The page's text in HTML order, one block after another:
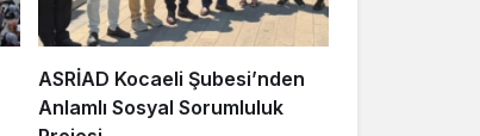
ASRİAD Kocaeli Şubesi’nden
Anlamlı Sosyal Sorumluluk